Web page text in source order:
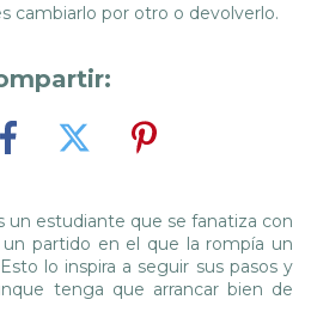
cambiarlo por otro o devolverlo.
un estudiante que se fanatiza con
partido en el que la rompía un
lo inspira a seguir sus pasos y
tenga que arrancar bien de